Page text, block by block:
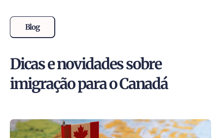
Blog
Dicas e novidades sobre
imigração para o Canadá